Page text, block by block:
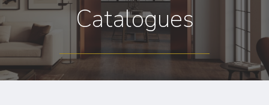
Catalogues